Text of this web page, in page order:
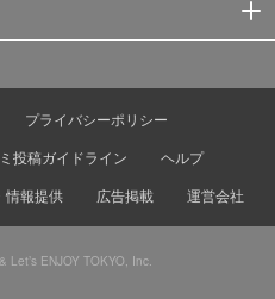
プライバシーポリシー
投稿ガイドライン
ヘルプ
情報提供 広告掲載 運営会社
Let’s ENJOY TOKYO, Inc.